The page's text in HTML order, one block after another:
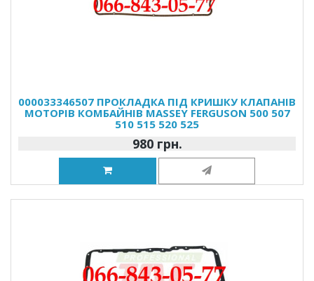
000033346507 ПРОКЛАДКА ПІД КРИШКУ КЛАПАНІВ
МОТОРІВ КОМБАЙНІВ MASSEY FERGUSON 500 507
510 515 520 525
980 грн.